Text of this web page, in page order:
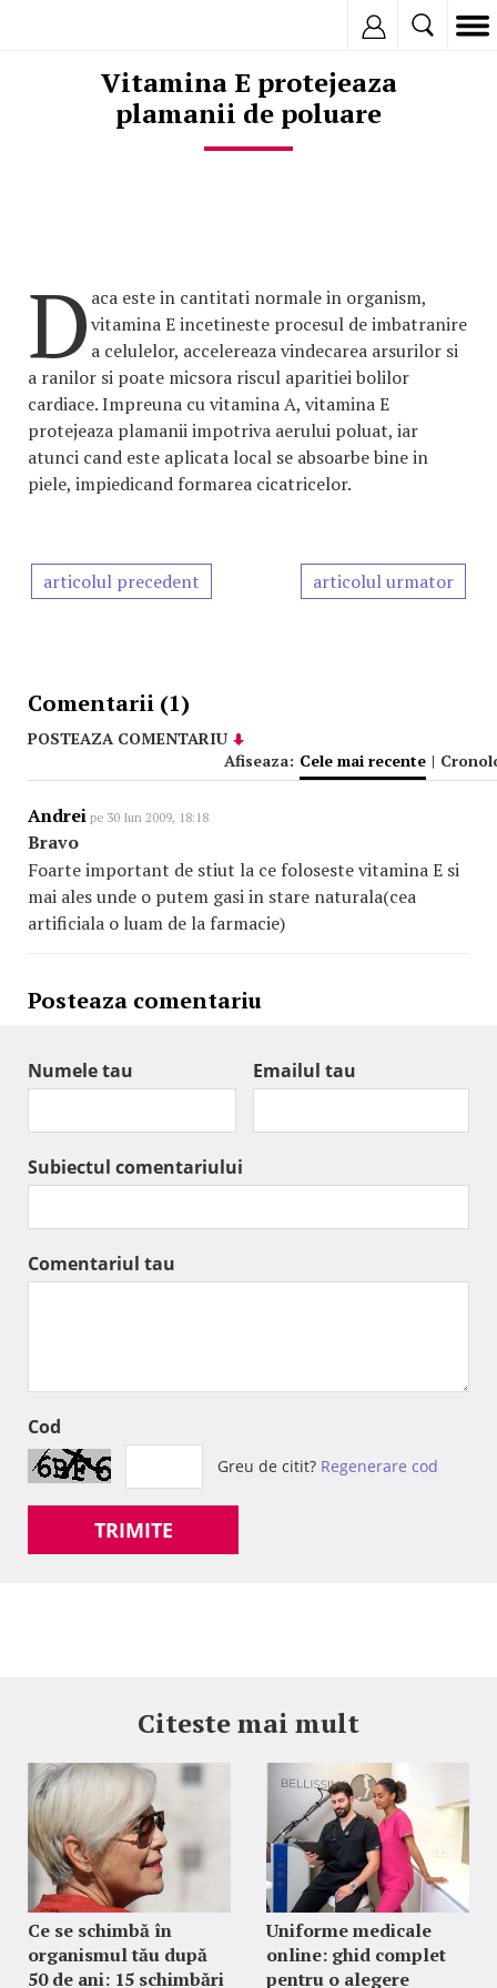
Vitamina E protejeaza
plamanii de poluare
D aca este in cantitati normale in organism,
vitamina E incetineste procesul de imbatranire
a celulelor, accelereaza vindecarea arsurilor si
a ranilor si poate micsora riscul aparitiei bolilor
cardiace. Impreuna cu vitamina A, vitamina E
protejeaza plamanii impotriva aerului poluat, iar
atunci cand este aplicata local se absoarbe bine in
piele, impiedicand formarea cicatricelor.
articolul precedent articolul urmator
Comentarii (1)
POSTEAZA COMENTARIU
Afiseaza: Cele mai recente |
Andrei pe 30 Iun 2009, 18:18
Bravo
Foarte important de stiut la ce foloseste vitamina E si
mai ales unde o putem gasi in stare naturala(cea
artificiala o luam de la farmacie)
Posteaza comentariu
Numele tau Emailul tau
Subiectul comentariului
Comentariul tau
Cod
Greu de citit? Regenerare cod
TRIMITE
Citeste mai mult
Ce se schimbă în
organismul tău după
50 de ani: 15 schimbări
Uniforme medicale
online: ghid complet
pentru o alegere